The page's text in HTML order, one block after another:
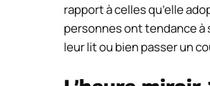
rapport à celles qu’elle
personnes ont tendance à
leur lit ou bien passer un